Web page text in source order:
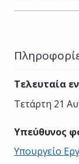
Τελευταία
Τετάρτη 21
Υπεύθυνος
Υπουργείο